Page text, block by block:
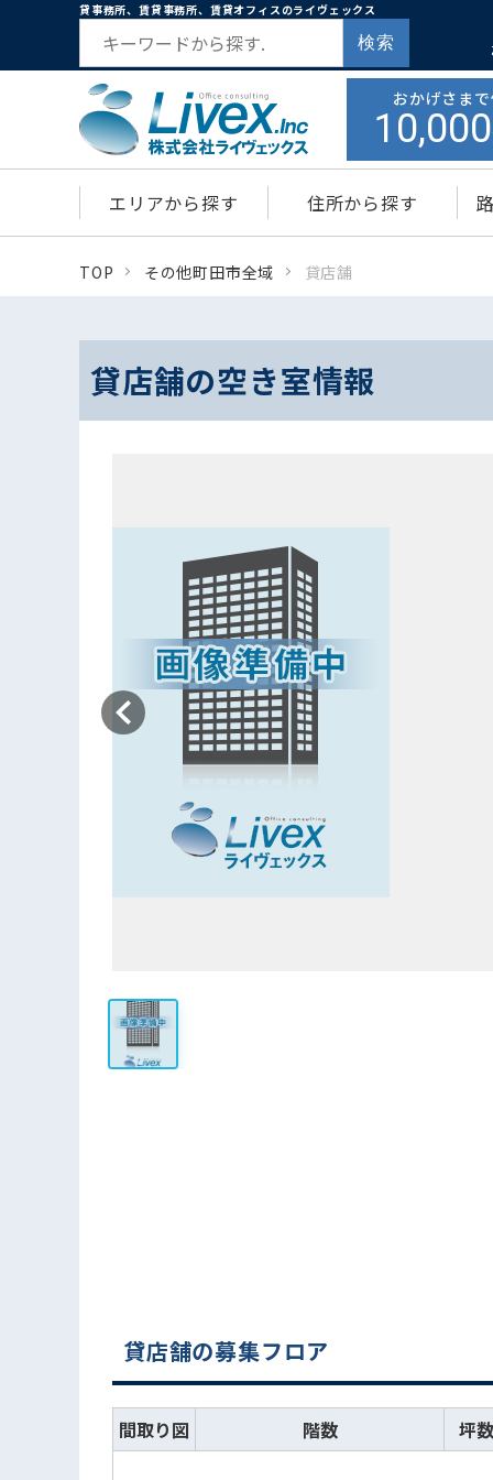
貸事務所、賃貸事務所、賃貸オフィスのライヴェックス
検索
おかげさま
10,000
エリアから探す 住所から探す
TOP その他町田市全域 貸店舗
貸店舗の空き室情報
貸店舗の募集フロア
間取り図 階数 坪数